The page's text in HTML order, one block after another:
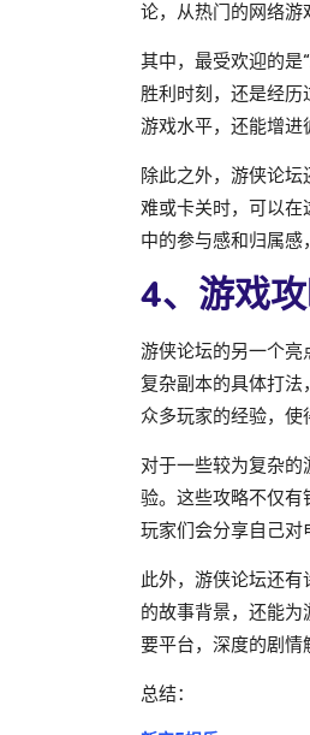
论，从热门的网络游
其中，最受欢迎的是
胜利时刻，还是经历
游戏水平，还能增进
除此之外，游侠论
难或卡关时，可以在
中的参与感和归属感
4、游戏
游侠论坛的另一个亮
复杂副本的具体打
众多玩家的经验，使
对于一些较为复杂的
验。这些攻略不仅有
玩家们会分享自己对
此外，游侠论坛还
的故事背景，还能
要平台，深度的剧情
总结：